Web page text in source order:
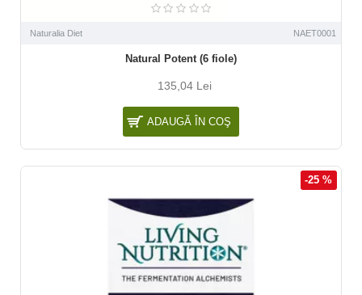
Naturalia Diet NAET0001
Natural Potent (6 fiole)
135,04 Lei
ADAUGĂ ÎN COŞ
-25 %